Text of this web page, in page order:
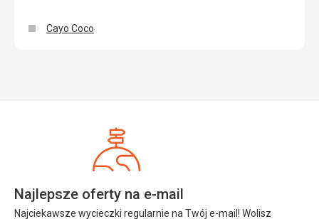
Cayo Coco
Najlepsze oferty na e-mail
Najciekawsze wycieczki regularnie na Twój e-mail! Wolisz